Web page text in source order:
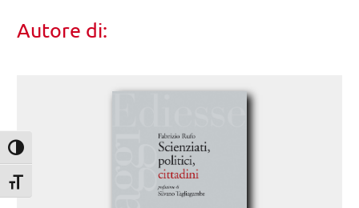
Attiva/disattiva alto contrasto
Attiva/disattiva dimensione testo
Autore di: